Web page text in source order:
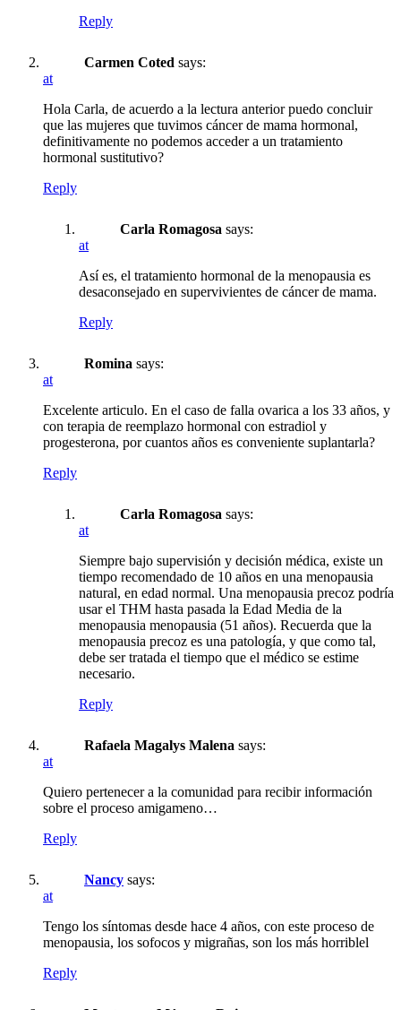
Reply
Carmen Coted says:
at
Hola Carla, de acuerdo a la lectura anterior puedo concluir
que las mujeres que tuvimos cáncer de mama hormonal,
definitivamente no podemos acceder a un tratamiento
hormonal sustitutivo?
Reply
Carla Romagosa says:
at
Así es, el tratamiento hormonal de la menopausia es
desaconsejado en supervivientes de cáncer de mama.
Reply
Romina says:
at
Excelente articulo. En el caso de falla ovarica a los 33 años, y
con terapia de reemplazo hormonal con estradiol y
progesterona, por cuantos años es conveniente suplantarla?
Reply
Carla Romagosa says:
at
Siempre bajo supervisión y decisión médica, existe un
tiempo recomendado de 10 años en una menopausia
natural, en edad normal. Una menopausia precoz podría
usar el THM hasta pasada la Edad Media de la
menopausia menopausia (51 años). Recuerda que la
menopausia precoz es una patología, y que como tal,
debe ser tratada el tiempo que el médico se estime
necesario.
Reply
Rafaela Magalys Malena says:
at
Quiero pertenecer a la comunidad para recibir información
sobre el proceso amigameno…
Reply
Nancy says:
at
Tengo los síntomas desde hace 4 años, con este proceso de
menopausia, los sofocos y migrañas, son los más horriblel
Reply